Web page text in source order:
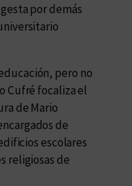
por demás
pero no
Cufré focaliza el
de Mario
de
escolares
religiosas de